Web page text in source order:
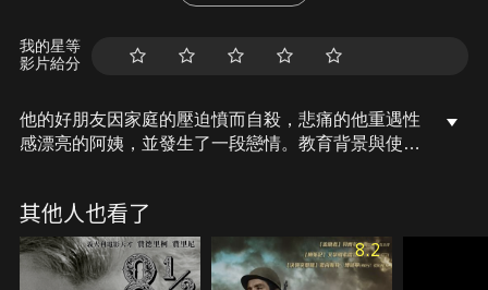
我的星等
影片給分
他的好朋友因家庭的壓迫憤而自殺，悲痛的他重遇性
感漂亮的阿姨，並發生了一段戀情。教育背景與使命
疚和痛苦不安，最後他鬥不過現實，和一個自己不大
喜歡的少女結婚。
其他人也看了
8.2